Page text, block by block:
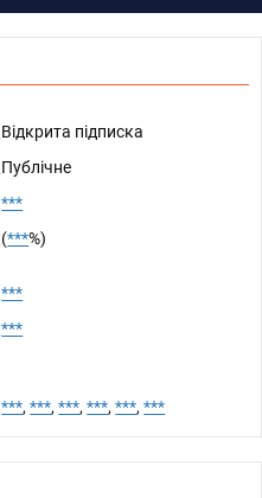
Відкрита підписка
Публічне
***
(***%)
***
***
***, ***, ***, ***, ***, ***